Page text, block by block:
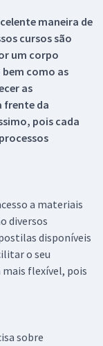
maneira de
cursos são
um corpo
como as
as
frente da
pois cada
a materiais
diversos
disponíveis
o seu
flexível, pois
sobre